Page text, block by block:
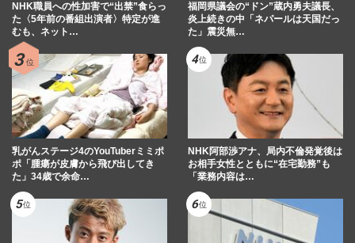
NHK職員への性加害で“出禁”食らっ
た〈5年前の番組出演者〉特定が進
むも、ネット…
福岡県議会の“ドン”蔵内勇夫議長、
炎上続きの中「ネパールは天国だっ
た」震災無…
乳がんステージ4のYouTuberミミポ
ポ「腫瘍が皮膚から飛び出してき
た」34歳で余命…
NHK阿部渉アナ、局内不倫発覚後は
お相手女性とともに“在宅勤務”も
「業務内容は…